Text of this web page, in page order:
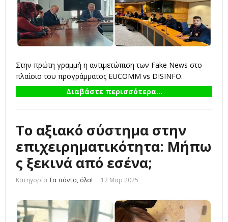
Στην πρώτη γραμμή η αντιμετώπιση των Fake News στο
πλαίσιο του προγράμματος EUCOMM vs DISINFO.
Διαβάστε περισσότερα...
Το αξιακό σύστημα στην
επιχειρηματικότητα: Μήπω
ς ξεκινά από εσένα;
ΚατηγορίαΤα πάντα, όλα! 12 Μαρ 2025